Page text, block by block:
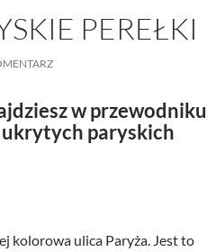
PEREŁKI
w przewodniku
ukrytych paryskich
kolorowa ulica Paryża. Jest to